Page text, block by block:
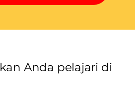
Anda pelajari di